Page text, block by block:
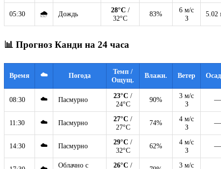
05:30 🌧 Дождь 28°C /
32°C
83%
6 м/с
З
5.02
📊 Прогноз Канди на 24 часа
Время ☁️ Погода
Темп /
Ощущ.
Влажн. Ветер
08:30 ☁️ Пасмурно 23°C /
24°C
90%
3 м/с
З
—
11:30 ☁️ Пасмурно 27°C /
27°C
74%
4 м/с
З
—
14:30 ☁️ Пасмурно 29°C /
32°C
62%
4 м/с
З
—
Облачно с
26°C /
3 м/с